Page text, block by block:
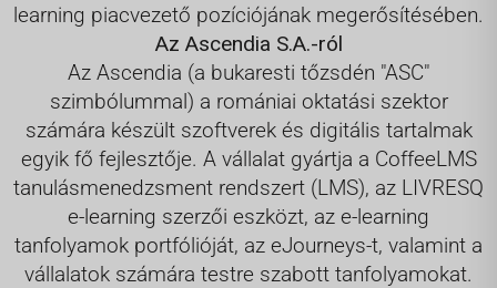
learning piacvezető pozíciójának megerősítésében.
Az Ascendia S.A.-ról
Az Ascendia (a bukaresti tőzsdén "ASC"
szimbólummal) a romániai oktatási szektor
számára készült szoftverek és digitális tartalmak
egyik fő fejlesztője. A vállalat gyártja a CoffeeLMS
tanulásmenedzsment rendszert (LMS), az LIVRESQ
e-learning szerzői eszközt, az e-learning
tanfolyamok portfólióját, az eJourneys-t, valamint a
vállalatok számára testre szabott tanfolyamokat.